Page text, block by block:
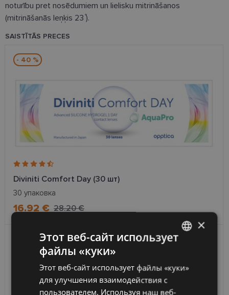
noturību pret nosēdumiem un lielisku mitrināšanos
(mitrināšanās leņķis 23 ̊).
SAISTĪTĀS PRECES
- 40 %
Diviniti Comfort Day (30 шт)
30 упаковка
16.92 € 28.20 €
ENGLISH
×
Этот веб-сайт использует
файлы «куки»
Этот веб-сайт использует файлы «куки»
для улучшения взаимодействия с
пользователем. Используя наш веб-